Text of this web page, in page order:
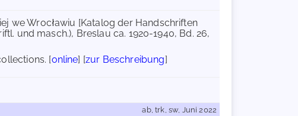
we Wrocławiu [Katalog der Handschriften
und masch.), Breslau ca. 1920-1940, Bd. 26,
[online] [zur Beschreibung]
ab, trk, sw, Juni 2022